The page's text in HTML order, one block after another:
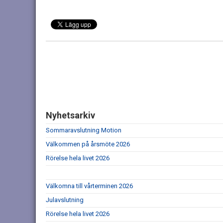
Nyhetsarkiv
Sommaravslutning Motion
Välkommen på årsmöte 2026
Rörelse hela livet 2026
Välkomna till vårterminen 2026
Julavslutning
Rörelse hela livet 2026